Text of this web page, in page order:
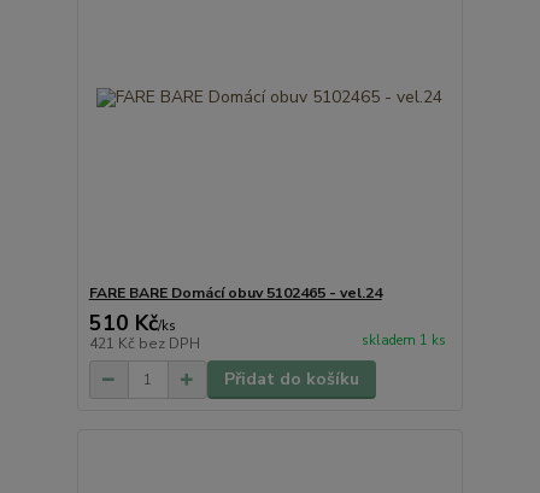
FARE BARE Domácí obuv 5102465 - vel.24
510 Kč/ks
421 Kč bez DPH skladem 1 ks
Přidat do košíku